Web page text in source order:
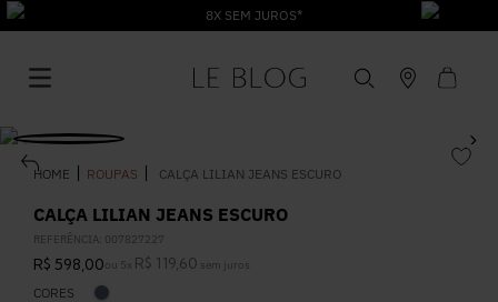
8X SEM JUROS*
ROUPAS CALÇA LILIAN JEANS ESCURO
CALÇA LILIAN JEANS ESCURO
REFERÊNCIA: 007827227
R$ 598,00 ou 5 x R$ 119 60 sem juros
CORES
1º Vestido